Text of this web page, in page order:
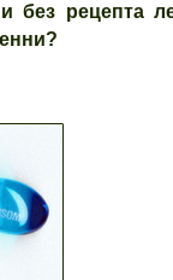
без рецепта